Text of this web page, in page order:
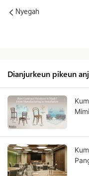
Nyegah
Dianjurkeun pikeun